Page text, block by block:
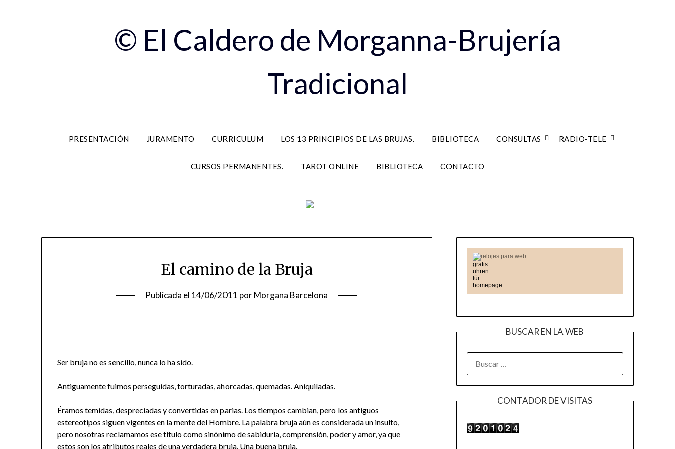
© El Caldero de Morganna-Brujería
Tradicional
PRESENTACIÓN JURAMENTO CURRICULUM LOS 13 PRINCIPIOS DE LAS BRUJAS. BIBLIOTECA CONSULTAS RADIO-TELE
CURSOS PERMANENTES. TAROT ONLINE BIBLIOTECA CONTACTO
El camino de la Bruja
Publicada el 14/06/2011 porMorgana Barcelona
Ser bruja no es sencillo, nunca lo ha sido.
Antiguamente fuimos perseguidas, torturadas, ahorcadas, quemadas. Aniquiladas.
Éramos temidas, despreciadas y convertidas en parias. Los tiempos cambian, pero los antiguos
estereotipos siguen vigentes en la mente del Hombre. La palabra bruja aún es considerada un insulto,
pero nosotras reclamamos ese título como sinónimo de sabiduría, comprensión, poder y amor, ya que
estos son los atributos reales de una verdadera bruja. Una buena bruja.
relojes para web
BUSCAR EN LA WEB
CONTADOR DE VISITAS